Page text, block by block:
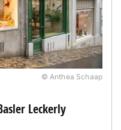
© Anthea Schaap
Leckerly